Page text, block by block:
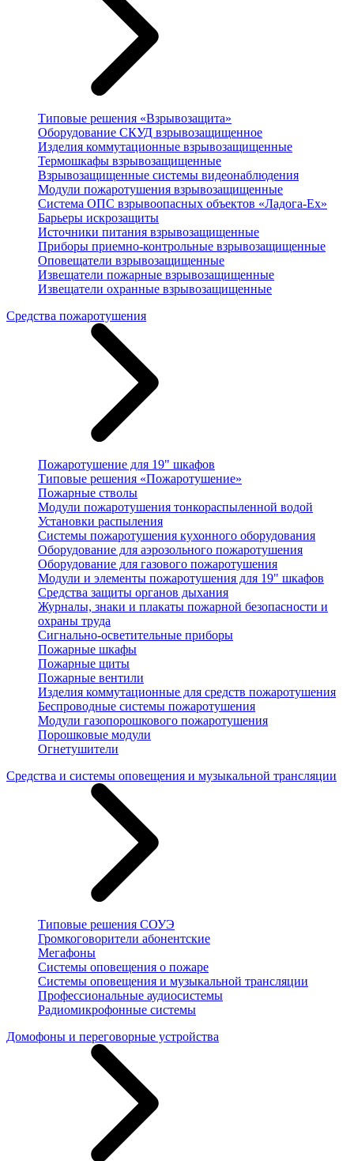
Типовые решения «Взрывозащита»
Оборудование СКУД взрывозащищенное
Изделия коммутационные взрывозащищенные
Термошкафы взрывозащищенные
Взрывозащищенные системы видеонаблюдения
Модули пожаротушения взрывозащищенные
Система ОПС взрывоопасных объектов «Ладога-Ex»
Барьеры искрозащиты
Источники питания взрывозащищенные
Приборы приемно-контрольные взрывозащищенные
Оповещатели взрывозащищенные
Извещатели пожарные взрывозащищенные
Извещатели охранные взрывозащищенные
Средства пожаротушения
Пожаротушение для 19" шкафов
Типовые решения «Пожаротушение»
Пожарные стволы
Модули пожаротушения тонкораспыленной водой
Установки распыления
Системы пожаротушения кухонного оборудования
Оборудование для аэрозольного пожаротушения
Оборудование для газового пожаротушения
Модули и элементы пожаротушения для 19" шкафов
Средства защиты органов дыхания
Журналы, знаки и плакаты пожарной безопасности и
охраны труда
Сигнально-осветительные приборы
Пожарные шкафы
Пожарные щиты
Пожарные вентили
Изделия коммутационные для средств пожаротушения
Беспроводные системы пожаротушения
Модули газопорошкового пожаротушения
Порошковые модули
Огнетушители
Средства и системы оповещения и музыкальной трансляции
Типовые решения СОУЭ
Громкоговорители абонентские
Мегафоны
Системы оповещения о пожаре
Системы оповещения и музыкальной трансляции
Профессиональные аудиосистемы
Радиомикрофонные системы
Домофоны и переговорные устройства